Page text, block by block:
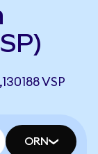
VSP
ORN